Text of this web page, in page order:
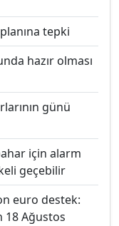
tepki
hazır olması
günü
için alarm
geçebilir
euro destek:
18 Ağustos